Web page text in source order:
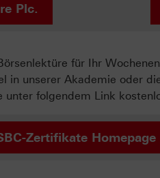
Plc.
für Ihr
in unserer Akademie oder
folgendem Link
Zertifikate Homepage